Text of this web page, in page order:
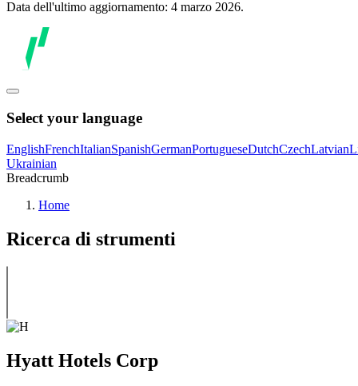
Data dell'ultimo aggiornamento: 4 marzo 2026.
Select your language
EnglishFrenchItalianSpanishGermanPortugueseDutchCzechLatvian
Ukrainian
Breadcrumb
Home
Ricerca di strumenti
Hyatt Hotels Corp